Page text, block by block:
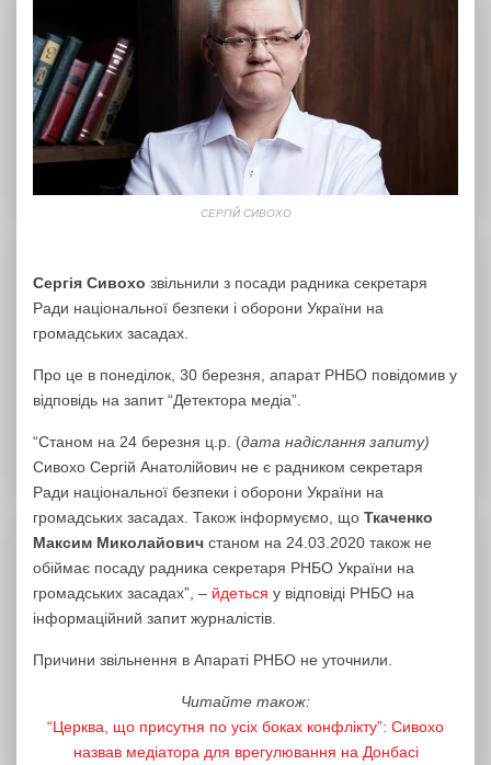
СЕРГІЙ СИВОХО
Сергія Сивохо звільнили з посади радника секретаря
Ради національної безпеки і оборони України на
громадських засадах.
Про це в понеділок, 30 березня, апарат РНБО повідомив у
відповідь на запит “Детектора медіа”.
“Станом на 24 березня ц.р. (дата надіслання запиту)
Сивохо Сергій Анатолійович не є радником секретаря
Ради національної безпеки і оборони України на
громадських засадах. Також інформуємо, що Ткаченко
Максим Миколайович станом на 24.03.2020 також не
обіймає посаду радника секретаря РНБО України на
громадських засадах”, – йдеться у відповіді РНБО на
інформаційний запит журналістів.
Причини звільнення в Апараті РНБО не уточнили.
Читайте також:
“Церква, що присутня по усіх боках конфлікту”: Сивохо
назвав медіатора для врегулювання на Донбасі